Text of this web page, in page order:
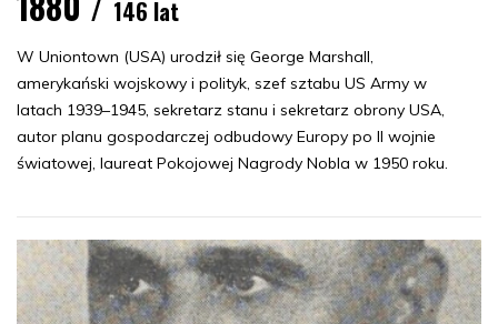
146 lat
W Uniontown (USA) urodził się George Marshall,
amerykański wojskowy i polityk, szef sztabu US Army w
latach 1939–1945, sekretarz stanu i sekretarz obrony USA,
autor planu gospodarczej odbudowy Europy po II wojnie
światowej, laureat Pokojowej Nagrody Nobla w 1950 roku.